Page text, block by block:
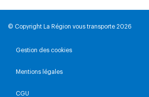
© Copyright La Région vous transporte 2026
Gestion des cookies
Mentions légales
CGU